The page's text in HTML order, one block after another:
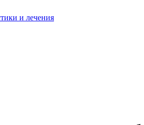
и лечения